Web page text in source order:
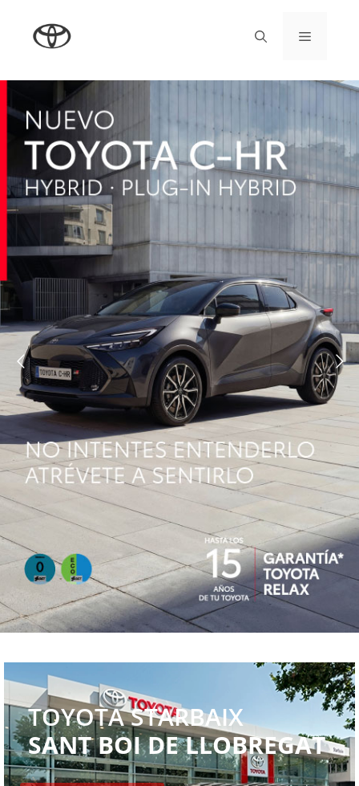
TOYOTA STARBAIX
SANT BOI DE LLOBREGAT